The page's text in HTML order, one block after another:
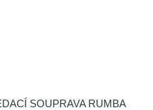
SOUPRAVA RUMBA